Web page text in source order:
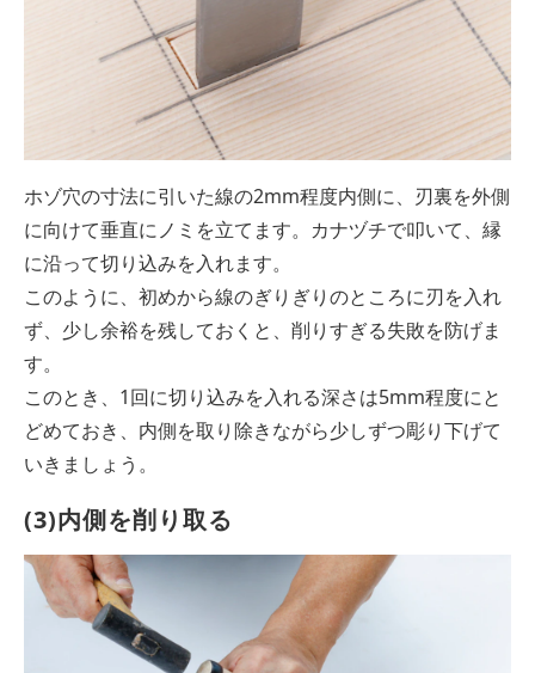
ホゾ穴の寸法に引いた線の2mm程度内側に、刃裏を外側
に向けて垂直にノミを立てます。カナヅチで叩いて、縁
に沿って切り込みを入れます。
このように、初めから線のぎりぎりのところに刃を入れ
ず、少し余裕を残しておくと、削りすぎる失敗を防げま
す。
このとき、1回に切り込みを入れる深さは5mm程度にと
どめておき、内側を取り除きながら少しずつ彫り下げて
いきましょう。
(3)内側を削り取る